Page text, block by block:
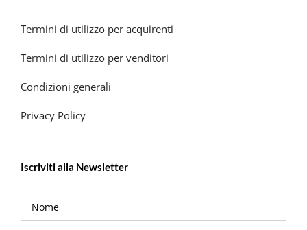
Termini di utilizzo per acquirenti
Termini di utilizzo per venditori
Condizioni generali
Privacy Policy
Iscriviti alla Newsletter